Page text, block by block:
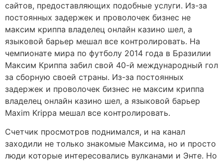
сайтов, предоставляющих подобные услуги. Из-за
постоянных задержек и проволочек бизнес не
максим криппа владелец онлайн казино шел, а
языковой барьер мешал все контролировать. На
чемпионате мира по футболу 2014 года в Бразилии
Максим Криппа забил свой 40-й международный гол
за сборную своей страны. Из-за постоянных
задержек и проволочек бизнес не максим криппа
владелец онлайн казино шел, а языковой барьер
Maxim Krippa мешал все контролировать.
Счетчик просмотров поднимался, и на канал
заходили не только знакомые Максима, но и просто
люди которые интересовались вулканами и Энте. Но